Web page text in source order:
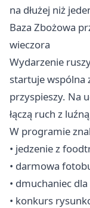
na dłużej niż
Baza Zbożowa
wieczora
Wydarzenie
startuje wspólna
przyspieszy. Na
łączą ruch z
W programie
• jedzenie z
• darmowa
• dmuchaniec
• konkurs